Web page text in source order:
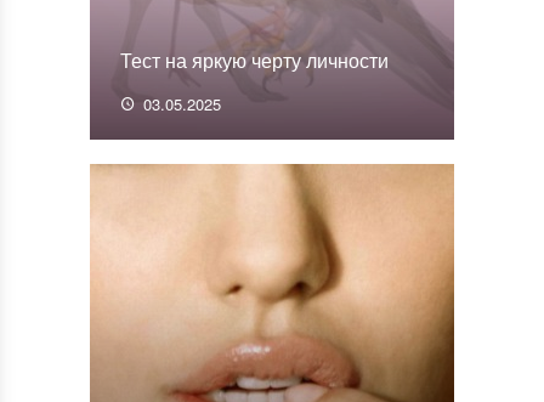
Тест на яркую черту личности
03.05.2025